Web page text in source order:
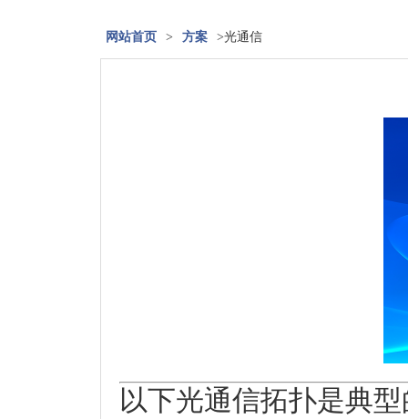
网站首页 > 方案 >光通信
以下光通信拓扑是典